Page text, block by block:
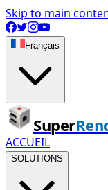
Skip to main
Français
Super
ACCUEIL
SOLUTIONS